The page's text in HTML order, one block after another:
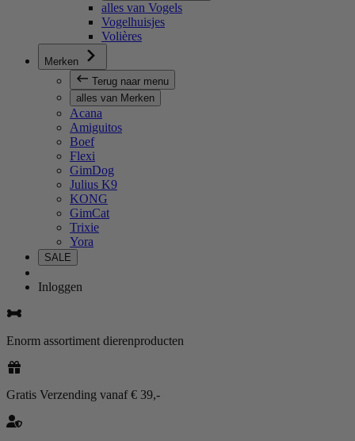
alles van Vogels
Vogelhuisjes
Volières
Merken
Terug naar menu
alles van Merken
Acana
Amiguitos
Boef
Flexi
GimDog
Julius K9
KONG
GimCat
Trixie
Yora
SALE
Inloggen
Enorm assortiment dierenproducten
Gratis Verzending vanaf € 39,-